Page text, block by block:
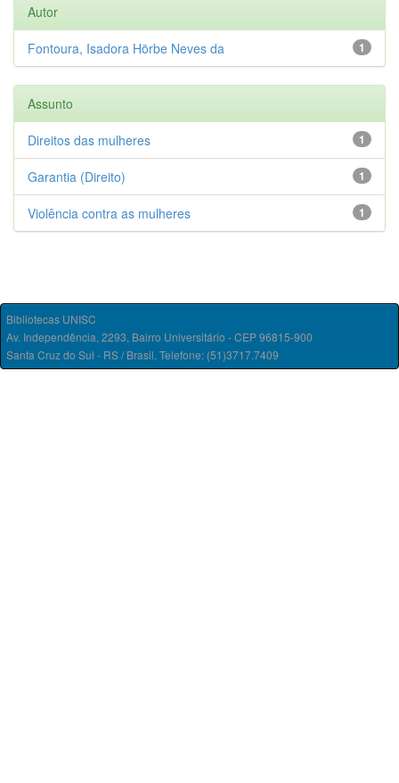
Autor
1
Fontoura, Isadora Hörbe Neves da
Assunto
1
Direitos das mulheres
1
Garantia (Direito)
1
Violência contra as mulheres
Bibliotecas UNISC
Av. Independência, 2293, Bairro Universitário - CEP 96815-900
Santa Cruz do Sul - RS / Brasil. Telefone: (51)3717.7409